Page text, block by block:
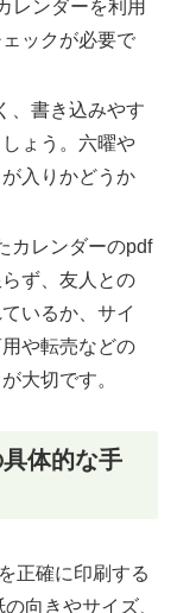
レンダーを利用
ックが必要で
、書き込みやす
ょう。六曜や
入りかどうか
カレンダーのpdf
ず、友人との
いるか、サイ
や転売などの
大切です。
体的な手
正確に印刷する
向きやサイズ、